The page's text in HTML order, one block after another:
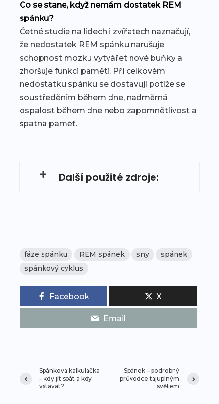
Co se stane, když nemám dostatek REM
spánku?
Četné studie na lidech i zvířatech naznačují,
že nedostatek REM spánku narušuje
schopnost mozku vytvářet nové buňky a
zhoršuje funkci paměti. Při celkovém
nedostatku spánku se dostavují potíže se
soustředěním během dne, nadměrná
ospalost během dne nebo zapomnětlivost a
špatná paměť.
Další použité zdroje:
fáze spánku REM spánek sny
spánek
spánkový cyklus
Facebook X
Email
Spánková kalkulačka
– kdy jít spát a kdy
vstávat?
Spánek – podrobný
průvodce tajuplným
světem